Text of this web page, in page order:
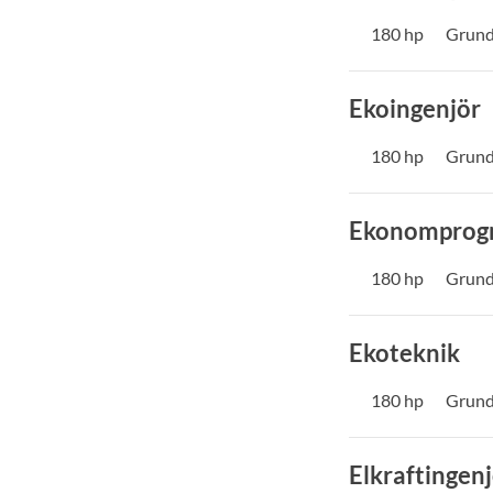
180 hp
Ekoingenjör
180 hp
180 hp
Ekoteknik
180 hp